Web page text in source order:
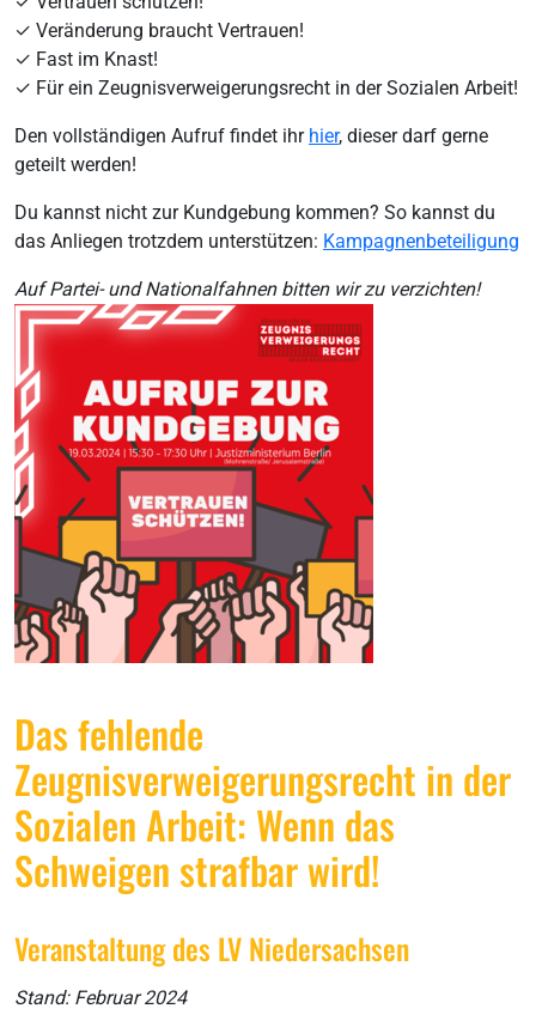
✓ Veränderung braucht Vertrauen!
✓ Fast im Knast!
✓ Für ein Zeugnisverweigerungsrecht in der Sozialen Arbeit!
Den vollständigen Aufruf findet ihr hier, dieser darf gerne
geteilt werden!
Du kannst nicht zur Kundgebung kommen? So kannst du
das Anliegen trotzdem unterstützen: Kampagnenbeteiligung
Auf Partei- und Nationalfahnen bitten wir zu verzichten!
Das fehlende
Zeugnisverweigerungsrecht in der
Sozialen Arbeit: Wenn das
Schweigen strafbar wird!
Veranstaltung des LV Niedersachsen
Stand: Februar 2024